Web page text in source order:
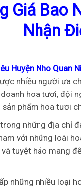
Giá Bao
Nhận
Huyện Nho Quan
nhiều người ưa
hoa tươi, đội
phẩm hoa tươi
những địa chỉ
với những loài
tuyệt hảo mang
những nhiều loại